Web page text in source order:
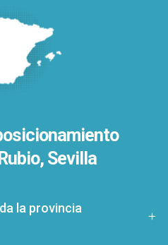
Sevilla
la provincia